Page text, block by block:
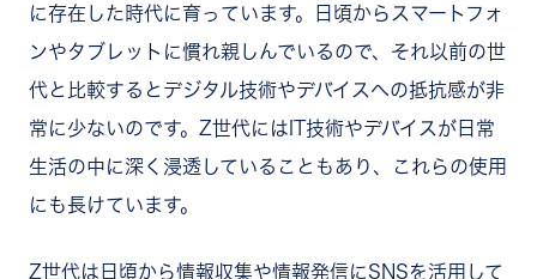
に存在した時代に育っています。日頃からスマートフォ
ンやタブレットに慣れ親しんでいるので、それ以前の世
代と比較するとデジタル技術やデバイスへの抵抗感が非
常に少ないのです。Z世代にはIT技術やデバイスが日常
生活の中に深く浸透していることもあり、これらの使用
にも長けています。
Z世代は日頃から情報収集や情報発信にSNSを活用して